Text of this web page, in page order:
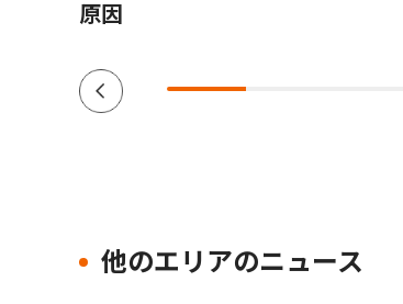
原因
他のエリアのニュース